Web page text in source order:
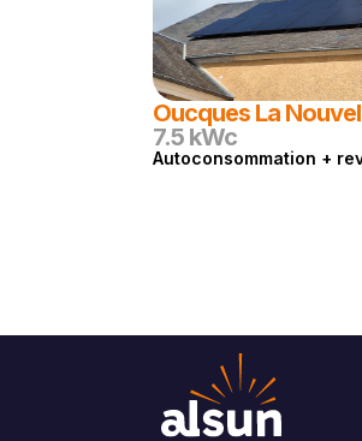
Oucques La
7.5 kWc
Autoconsommation +